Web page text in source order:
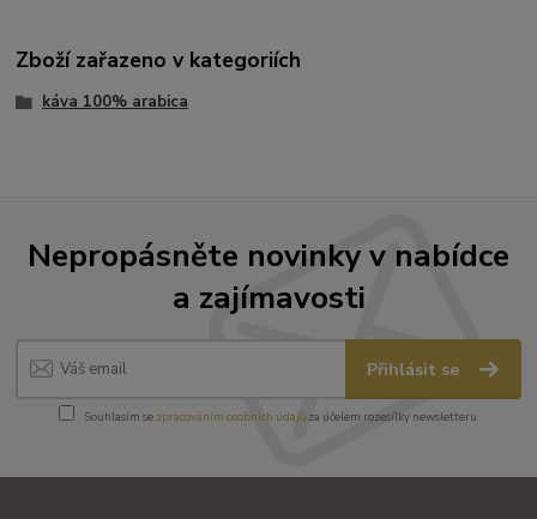
Zboží zařazeno v kategoriích
káva 100% arabica
Nepropásněte novinky v nabídce
a zajímavosti
Přihlásit se
Souhlasím se zpracováním osobních údajůza účelem rozesílky newsletteru.